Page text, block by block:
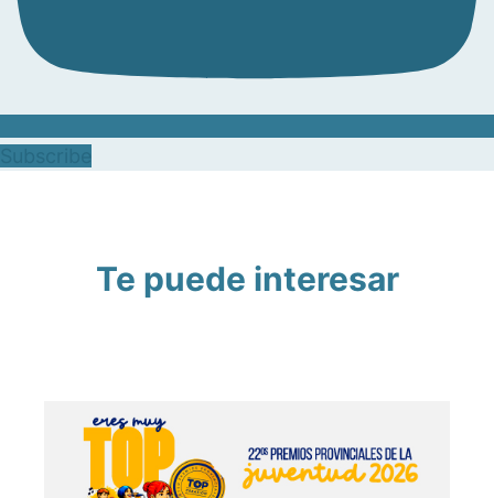
Te puede interesar